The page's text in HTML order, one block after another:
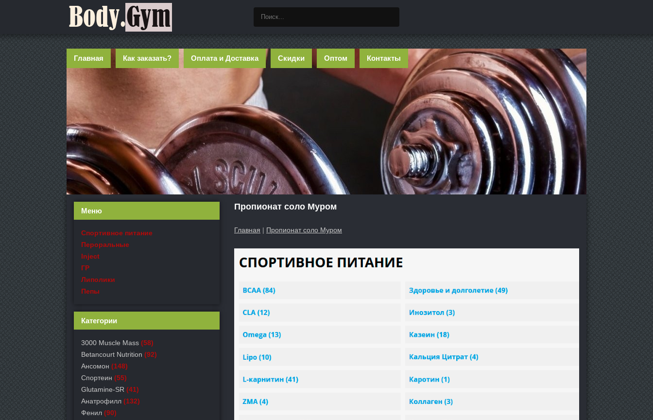
Главная Как заказать? Оплата и Доставка Скидки Оптом Контакты
Пропионат соло Муром
Главная | Пропионат соло Муром
Меню
Спортивное питание
Пероральные
Inject
ГР
Липолики
Пепы
Категории
3000 Muscle Mass (58)
Betancourt Nutrition (92)
Ансомон (148)
Спортеин (55)
Glutamine-SR (41)
Анатрофилл (132)
Фенил (90)